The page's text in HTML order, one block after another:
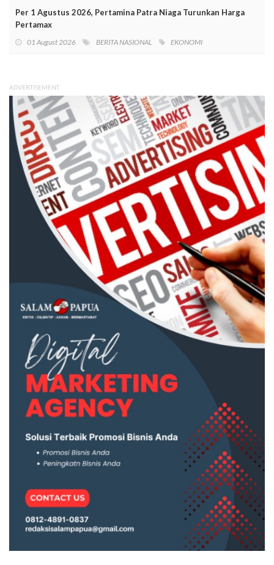
Per 1 Agustus 2026, Pertamina Patra Niaga Turunkan Harga
Pertamax
01 August 2026 BERITA NASIONAL EKONOMI
ADVERTISEMENT